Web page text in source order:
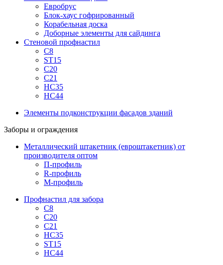
Евробрус
Блок-хаус гофрированный
Корабельная доска
Доборные элементы для сайдинга
Стеновой профнастил
С8
ST15
С20
С21
НС35
НС44
Элементы подконструкции фасадов зданий
Заборы и ограждения
Металлический штакетник (евроштакетник) от
производителя оптом
П-профиль
R-профиль
М-профиль
Профнастил для забора
С8
С20
С21
НС35
ST15
НС44